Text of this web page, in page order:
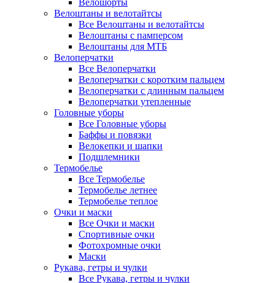
Велошорты
Велоштаны и велотайтсы
Все Велоштаны и велотайтсы
Велоштаны с памперсом
Велоштаны для МТБ
Велоперчатки
Все Велоперчатки
Велоперчатки с коротким пальцем
Велоперчатки с длинным пальцем
Велоперчатки утепленные
Головные уборы
Все Головные уборы
Баффы и повязки
Велокепки и шапки
Подшлемники
Термобелье
Все Термобелье
Термобелье летнее
Термобелье теплое
Очки и маски
Все Очки и маски
Спортивные очки
Фотохромные очки
Маски
Рукава, гетры и чулки
Все Рукава, гетры и чулки